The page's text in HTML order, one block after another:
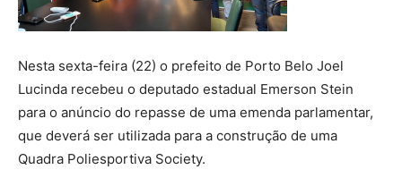
Nesta sexta-feira (22) o prefeito de Porto Belo Joel
Lucinda recebeu o deputado estadual Emerson Stein
para o anúncio do repasse de uma emenda parlamentar,
que deverá ser utilizada para a construção de uma
Quadra Poliesportiva Society.